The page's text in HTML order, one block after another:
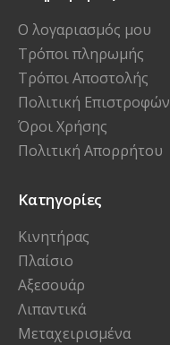
Ο λογαριασμός μου
Τρόποι πληρωμής
Τρόποι Αποστολής
Πολιτική Επιστροφών
Όροι Χρήσης
Πολιτική Απορρήτου
Κατηγορίες
Κινητήρας
Πλαίσιο
Αξεσουάρ
Λιπαντικά
Μεταχειρισμένα